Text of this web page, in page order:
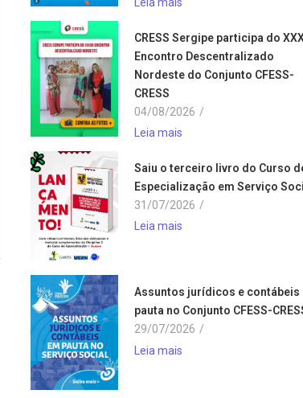
CRESS Sergipe participa do
Encontro Descentralizado
Nordeste do Conjunto CFESS-
CRESS
04/08/2026 /
Leia mais
Saiu o terceiro livro do Curso
Especialização em Serviço
31/07/2026 /
Leia mais
Assuntos jurídicos e contábeis
pauta no Conjunto CFESS-
29/07/2026 /
Leia mais